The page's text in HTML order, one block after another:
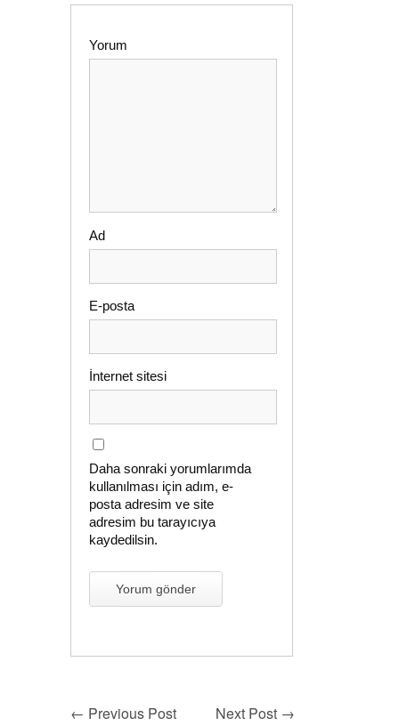
Yorum
Ad
E-posta
İnternet sitesi
Daha sonraki yorumlarımda
kullanılması için adım, e-
posta adresim ve site
adresim bu tarayıcıya
kaydedilsin.
← Previous Post Next Post →